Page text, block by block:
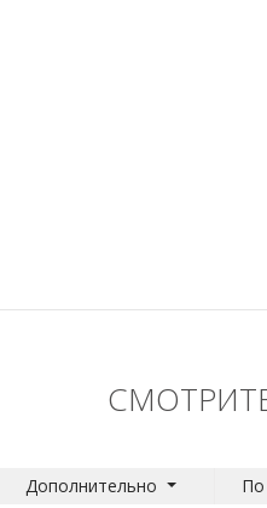
Дополнительно По